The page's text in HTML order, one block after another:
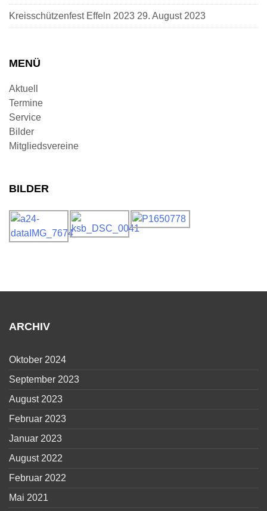
Kreisschützenfest Effeln 2023 29. August 2023
MENÜ
Aktuell
Termine
Service
Bilder
Mitgliedsvereine
BILDER
ARCHIV
Oktober 2024
September 2023
August 2023
Februar 2023
Januar 2023
August 2022
Februar 2022
Mai 2021